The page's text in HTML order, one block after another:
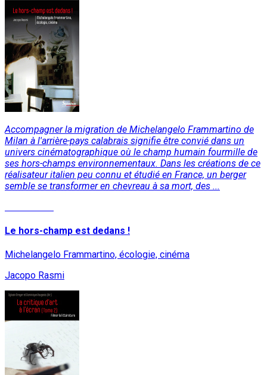
Accompagner la migration de Michelangelo Frammartino de
Milan à l'arrière-pays calabrais signifie être convié dans un
univers cinématographique où le champ humain fourmille de
ses hors-champs environnementaux. Dans les créations de ce
réalisateur italien peu connu et étudié en France, un berger
semble se transformer en chevreau à sa mort, des ...
Le hors-champ est dedans !
Michelangelo Frammartino, écologie, cinéma
Jacopo Rasmi